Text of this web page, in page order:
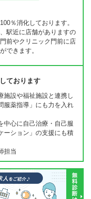
％消化しております。
駅近に店舗がありますの
前やクリニック門前に店
できます。
ております
施設や福祉施設と連携し
服薬指導」にも力を入れ
中心に自己治療・自己服
ーション」の支援にも積
担当